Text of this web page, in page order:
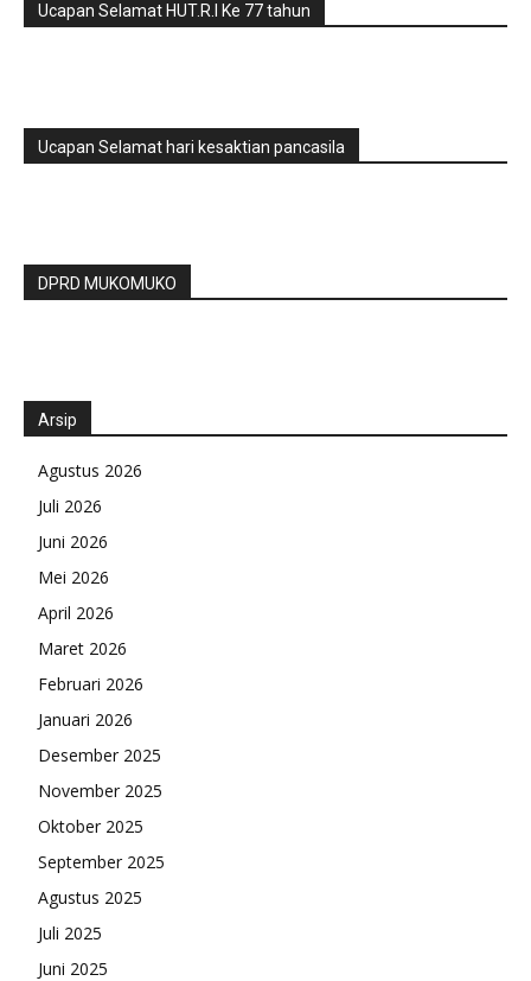
Ucapan Selamat HUT.R.I Ke 77 tahun
Ucapan Selamat hari kesaktian pancasila
DPRD MUKOMUKO
Arsip
Agustus 2026
Juli 2026
Juni 2026
Mei 2026
April 2026
Maret 2026
Februari 2026
Januari 2026
Desember 2025
November 2025
Oktober 2025
September 2025
Agustus 2025
Juli 2025
Juni 2025